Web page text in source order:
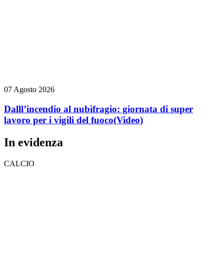
07 Agosto 2026
Dalll’incendio al nubifragio: giornata di super
lavoro per i vigili del fuoco(Video)
In evidenza
CALCIO